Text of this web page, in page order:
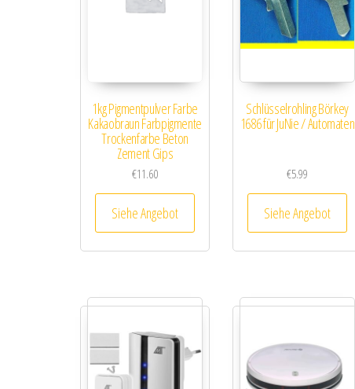
1kg Pigmentpulver Farbe
Kakaobraun Farbpigmente
Trockenfarbe Beton
Zement Gips
€11.60
Siehe Angebot
Schlüsselrohling Börkey
1686 für JuNie / Automaten
€5.99
Siehe Angebot